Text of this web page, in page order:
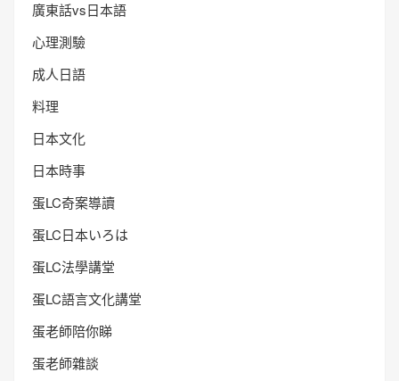
廣東話vs日本語
心理測驗
成人日語
料理
日本文化
日本時事
蛋LC奇案導讀
蛋LC日本いろは
蛋LC法學講堂
蛋LC語言文化講堂
蛋老師陪你睇
蛋老師雜談